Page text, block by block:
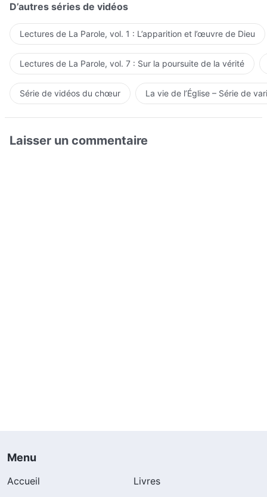
D’autres séries de vidéos
Lectures de La Parole, vol. 1 : L’apparition et l’œuvre de Dieu
Lectures de La Parole, vol. 7 : Sur la poursuite de la vérité
Série de vidéos du chœur La vie de l’Église – Série de
Laisser un commentaire
Menu
Accueil
Livres